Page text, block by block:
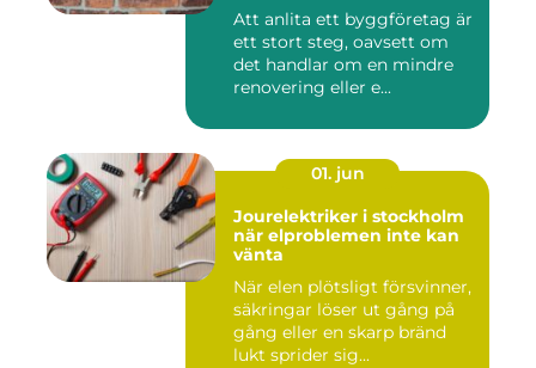
Att anlita ett byggföretag är
ett stort steg, oavsett om
det handlar om en mindre
renovering eller e...
01. jun
Jourelektriker i stockholm
när elproblemen inte kan
vänta
När elen plötsligt försvinner,
säkringar löser ut gång på
gång eller en skarp bränd
lukt sprider sig...